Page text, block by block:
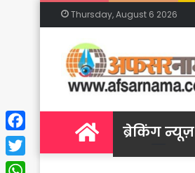
Thursday, August 6 2026
Homeब्रेकिंग न्यूज़
Facebook
Twitter